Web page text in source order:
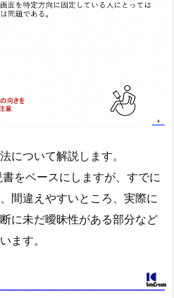
について解説します。
をベースにしますが、すでに
間違えやすいところ、実際に
に未だ曖昧性がある部分など
ます。